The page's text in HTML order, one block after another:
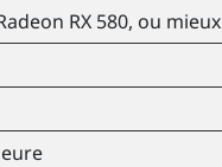
RX 580, ou mieux